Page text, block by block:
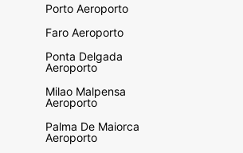
Porto Aeroporto
Faro Aeroporto
Ponta Delgada
Aeroporto
Milao Malpensa
Aeroporto
Palma De Maiorca
Aeroporto